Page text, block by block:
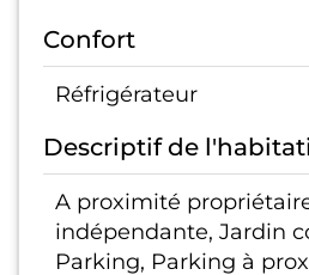
Confort
Réfrigérateur
Descriptif de
A proximité
indépendante, Jardin
Parking, Parking à